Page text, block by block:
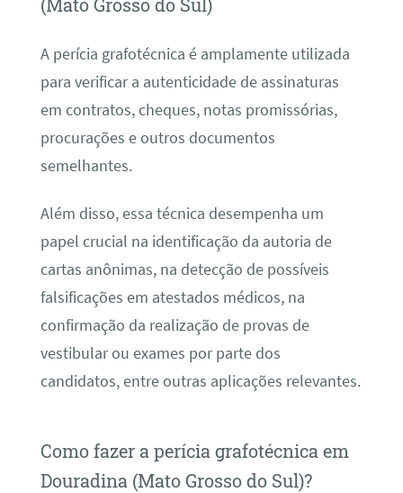
A perícia grafotécnica é amplamente utilizada
para verificar a autenticidade de assinaturas
em contratos, cheques, notas promissórias,
procurações e outros documentos
semelhantes.
Além disso, essa técnica desempenha um
papel crucial na identificação da autoria de
cartas anônimas, na detecção de possíveis
falsificações em atestados médicos, na
confirmação da realização de provas de
vestibular ou exames por parte dos
candidatos, entre outras aplicações relevantes.
Como fazer a perícia grafotécnica em
Douradina (Mato Grosso do Sul)?